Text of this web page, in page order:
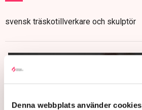
Denna webbplats använder cookies
svensk träskotillverkare och skulptör